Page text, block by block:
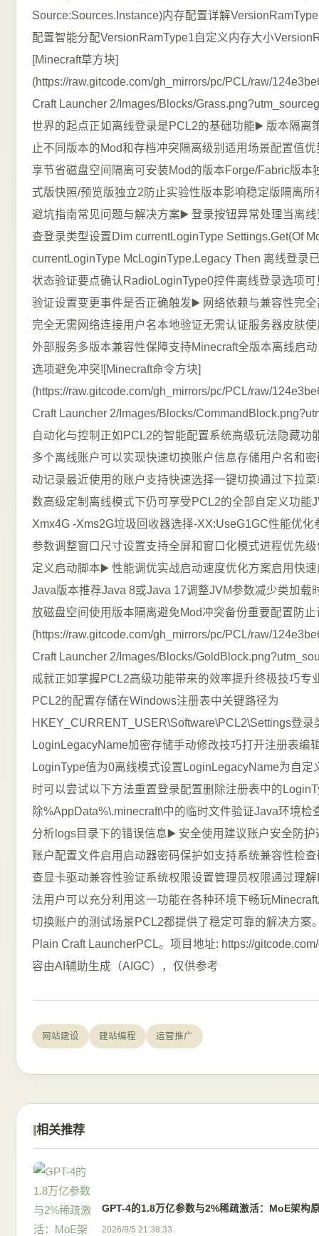
Source:Sources.Instance)内存配置详解
配置智能分配VersionRamType1自定义内存大小
[Minecraft草方块]
(https://raw.gitcode.com/gh_mirrors/pc/PCL/raw/
Craft Launcher 2/Images/Blocks/
世界的起点正如离线登录是PCL2的基础功能▶️ 版本隔离
止不同版本的Mod和存档冲突隔离级别适用场景配置值
享节省磁盘空间隔离可安装Mod的版本Forge/Fabric版
式版快照/预览版独立2防止实验性版本影响稳定版隔离
避坑指南常见问题与解决方案▶️ 登录按钮异常处理当离
查登录类型设置Dim currentLoginType Settings.Get(Of
currentLoginType McLoginType.Legacy Then 离线登录
状态验证要点确认RadioLoginType0控件离线登录选项
验证设置变更事件是否正确触发▶️ 网络依赖与兼容性完
完全无需网络连接用户名本地验证无需认证服务器皮肤
外部服务多版本兼容性保障支持Minecraft全版本离线启
选项避免冲突![Minecraft命令方块]
(https://raw.gitcode.com/gh_mirrors/pc/PCL/raw/
Craft Launcher 2/Images/Blocks/
自动化与控制正如PCL2的智能配置系统高级玩法隐藏
多个离线账户可以实现快速切换账户信息存储用户名和
动记录最近使用的账户支持快速选择一键切换通过下拉
数高级定制离线模式下仍可享受PCL2的全部自定义功能
Xmx4G -Xms2G垃圾回收器选择-XX:UseG1GC性能优
参数调整窗口尺寸设置支持全屏和窗口化模式进程优先
定义启动脚本▶️ 性能调优实战启动速度优化方案启用快
Java版本推荐Java 8或Java 17调整JVM参数减少类加载
放磁盘空间使用版本隔离避免Mod冲突备份重要配置防
(https://raw.gitcode.com/gh_mirrors/pc/PCL/raw/
Craft Launcher 2/Images/Blocks/
成就正如掌握PCL2高级功能带来的效率提升终极技巧
PCL2的配置存储在Windows注册表中关键路径为
HKEY_CURRENT_USER\Software\PCL2\Settings登
LoginLegacyName加密存储手动修改技巧打开注册表编
LoginType值为0离线模式设置LoginLegacyName为自
时可以尝试以下方法重置登录配置删除注册表中的
除%AppData%\.minecraft\中的临时文件验证Java环境
分析logs目录下的错误信息▶️ 安全使用建议账户安全防
账户配置文件启用启动器密码保护如支持系统兼容性检
查显卡驱动兼容性验证系统权限设置管理员权限通过理
法用户可以充分利用这一功能在各种环境下畅玩
切换账户的测试场景PCL2都提供了稳定可靠的解决方案
Plain Craft LauncherPCL。项目地址: https://
容由AI辅助生成（AIGC），仅供参考
网站建设 建站编程 运营推广
相关推荐
GPT-4的1.8万亿参数与2%稀疏激活：MoE架构
2026/8/5 21:38:33